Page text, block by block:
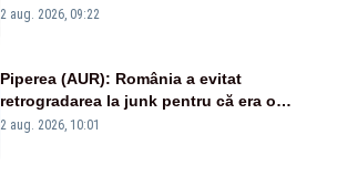
viitoare?
2 aug. 2026, 09:22
Piperea (AUR): România a evitat
retrogradarea la junk pentru că era o
catastrofă pentru bănci și fondurile de
2 aug. 2026, 10:01